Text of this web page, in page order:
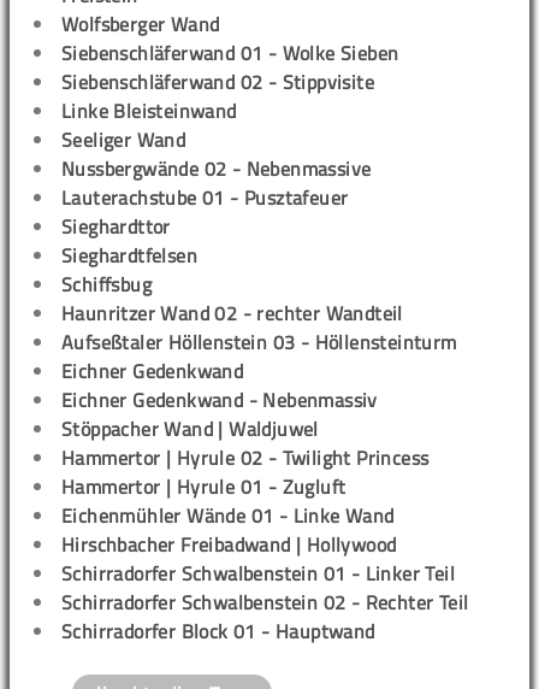
Wolfsberger Wand
Siebenschläferwand 01 - Wolke Sieben
Siebenschläferwand 02 - Stippvisite
Linke Bleisteinwand
Seeliger Wand
Nussbergwände 02 - Nebenmassive
Lauterachstube 01 - Pusztafeuer
Sieghardttor
Sieghardtfelsen
Schiffsbug
Haunritzer Wand 02 - rechter Wandteil
Aufseßtaler Höllenstein 03 - Höllensteinturm
Eichner Gedenkwand
Eichner Gedenkwand - Nebenmassiv
Stöppacher Wand | Waldjuwel
Hammertor | Hyrule 02 - Twilight Princess
Hammertor | Hyrule 01 - Zugluft
Eichenmühler Wände 01 - Linke Wand
Hirschbacher Freibadwand | Hollywood
Schirradorfer Schwalbenstein 01 - Linker Teil
Schirradorfer Schwalbenstein 02 - Rechter Teil
Schirradorfer Block 01 - Hauptwand